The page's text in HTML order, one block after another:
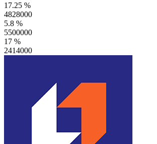
17.25 %
4828000
5.8 %
5500000
17 %
2414000